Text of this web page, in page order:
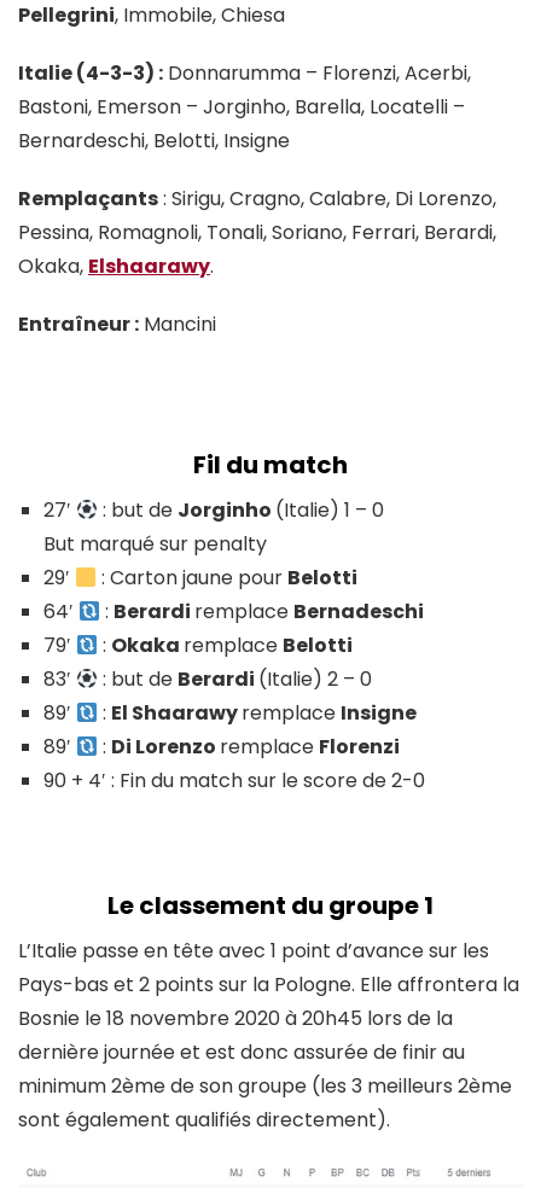
Pellegrini, Immobile, Chiesa
Italie (4-3-3) : Donnarumma – Florenzi, Acerbi,
Bastoni, Emerson – Jorginho, Barella, Locatelli –
Bernardeschi, Belotti, Insigne
Remplaçants: Sirigu, Cragno, Calabre, Di Lorenzo,
Pessina, Romagnoli, Tonali, Soriano, Ferrari, Berardi,
Okaka, Elshaarawy.
Entraîneur : Mancini
Fil du match
27′ : but de Jorginho (Italie) 1 – 0
But marqué sur penalty
29′
: Carton jaune pour Belotti
64′
: Berardi remplace Bernadeschi
79′
: Okaka remplace Belotti
83′
: but de Berardi (Italie) 2 – 0
89′
: El Shaarawyremplace Insigne
89′
: Di Lorenzo remplace Florenzi
90 + 4′ : Fin du match sur le score de 2-0
Le classement du groupe 1
L’Italie passe en tête avec 1 point d’avance sur les
Pays-bas et 2 points sur la Pologne. Elle affrontera la
Bosnie le 18 novembre 2020 à 20h45 lors de la
dernière journée et est donc assurée de finir au
minimum 2ème de son groupe (les 3 meilleurs 2ème
sont également qualifiés directement).